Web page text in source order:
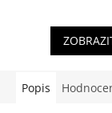
Popis